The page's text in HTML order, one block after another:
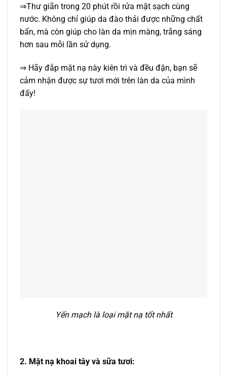
⇒Thư giãn trong 20 phút rồi rửa mặt sạch cùng
nước. Không chỉ giúp da đào thải được những chất
bẩn, mà còn giúp cho làn da mịn màng, trắng sáng
hơn sau mỗi lần sử dụng.
⇒ Hãy đắp mặt nạ này kiên trì và đều đặn, bạn sẽ
cảm nhận được sự tươi mới trên làn da của mình
đấy!
Yến mạch là loại mặt nạ tốt nhất
2. Mặt nạ khoai tây và sữa tươi: